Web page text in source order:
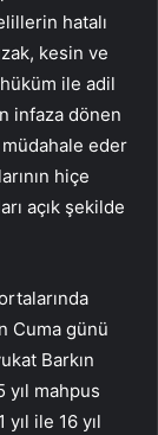
hatalı
kesin ve
hüküm ile adil
infaza dönen
eder
hiçe
açık şekilde
Cuma günü
Barkın
yıl mahpus
yıl ile 16 yıl